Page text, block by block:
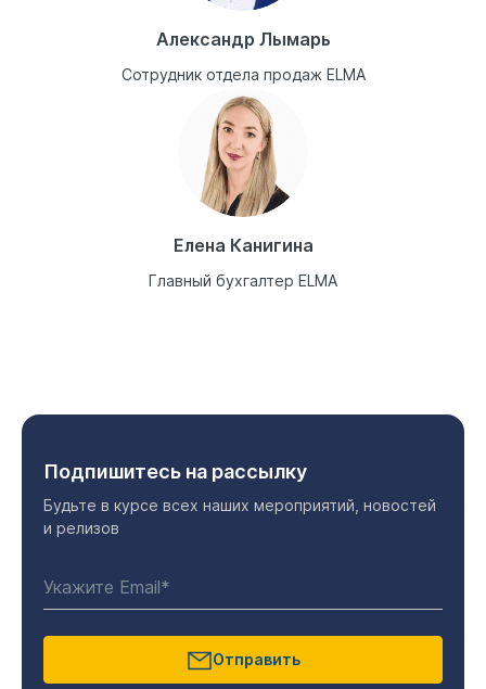
Александр Лымарь
Сотрудник отдела продаж ELMA
Елена Канигина
Главный бухгалтер ELMA
Подпишитесь на рассылку
Будьте в курсе всех наших мероприятий, новостей
и релизов
Отправить